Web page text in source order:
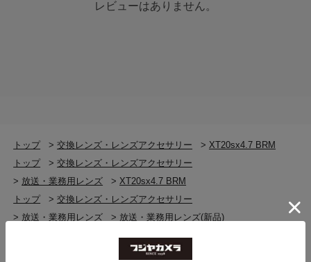
M82 x 0.75
サイズФ×全長（約）
Ф85 x 189.8mm
重量（フードなし）（約）
レビューはありません。
トップ >交換レンズ・レンズアクセサリー > XT20sx4.7 BRM
トップ
>交換レンズ・レンズアクセサリー
> 放送・業務用レンズ > XT20sx4.7 BRM
トップ
>交換レンズ・レンズアクセサリー
> 放送・業務用レンズ > 放送・業務用レンズ(新品)
交換レンズ・レンズアクセサリー